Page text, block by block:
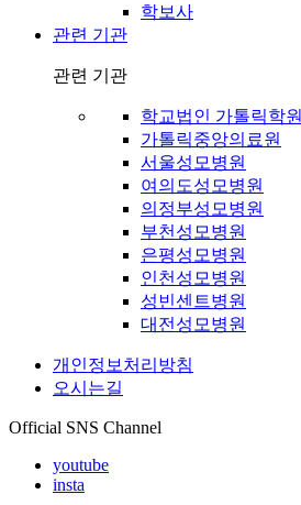
학보사
관련 기관
관련 기관
학교법인 가톨릭학원
가톨릭중앙의료원
서울성모병원
여의도성모병원
의정부성모병원
부천성모병원
은평성모병원
인천성모병원
성빈센트병원
대전성모병원
개인정보처리방침
오시는길
Official SNS Channel
youtube
insta